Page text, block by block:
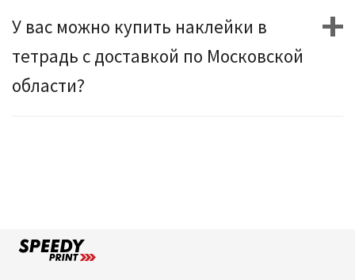
У вас можно купить наклейки в
тетрадь с доставкой по Московской
области?